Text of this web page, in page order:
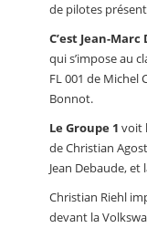
de pilotes
C’est Jean-
qui s’impose au
FL 001 de Michel
Bonnot.
Le Groupe 1 voit
de Christian
Jean Debaude, et
Christian Riehl
devant la